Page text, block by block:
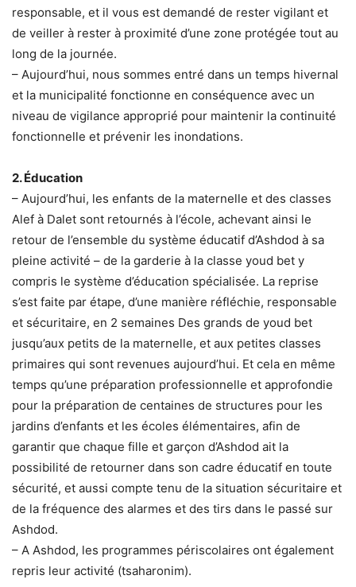
responsable, et il vous est demandé de rester vigilant et
de veiller à rester à proximité d’une zone protégée tout au
long de la journée.
– Aujourd’hui, nous sommes entré dans un temps hivernal
et la municipalité fonctionne en conséquence avec un
niveau de vigilance approprié pour maintenir la continuité
fonctionnelle et prévenir les inondations.
2. Éducation
– Aujourd’hui, les enfants de la maternelle et des classes
Alef à Dalet sont retournés à l’école, achevant ainsi le
retour de l’ensemble du système éducatif d’Ashdod à sa
pleine activité – de la garderie à la classe youd bet y
compris le système d’éducation spécialisée. La reprise
s’est faite par étape, d’une manière réfléchie, responsable
et sécuritaire, en 2 semaines Des grands de youd bet
jusqu’aux petits de la maternelle, et aux petites classes
primaires qui sont revenues aujourd’hui. Et cela en même
temps qu’une préparation professionnelle et approfondie
pour la préparation de centaines de structures pour les
jardins d’enfants et les écoles élémentaires, afin de
garantir que chaque fille et garçon d’Ashdod ait la
possibilité de retourner dans son cadre éducatif en toute
sécurité, et aussi compte tenu de la situation sécuritaire et
de la fréquence des alarmes et des tirs dans le passé sur
Ashdod.
– A Ashdod, les programmes périscolaires ont également
repris leur activité (tsaharonim).